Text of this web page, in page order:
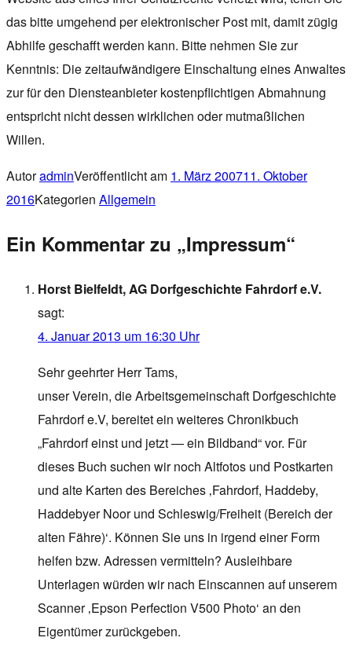
das bitte umgehend per elektronischer Post mit, damit zügig
Abhilfe geschafft werden kann. Bitte nehmen Sie zur
Kenntnis: Die zeitaufwändigere Einschaltung eines Anwaltes
zur für den Diensteanbieter kostenpflichtigen Abmahnung
entspricht nicht dessen wirklichen oder mutmaßlichen
Willen.
AutoradminVeröffentlicht am 1. März 200711. Oktober
2016Kategorien Allgemein
Ein Kommentar zu „Impressum“
Horst Bielfeldt, AG Dorfgeschichte Fahrdorf e.V.
sagt:
4. Januar 2013 um 16:30 Uhr
Sehr geehrter Herr Tams,
unser Verein, die Arbeitsgemeinschaft Dorfgeschichte
Fahrdorf e.V, bereitet ein weiteres Chronikbuch
„Fahrdorf einst und jetzt — ein Bildband“ vor. Für
dieses Buch suchen wir noch Altfotos und Postkarten
und alte Karten des Bereiches ‚Fahrdorf, Haddeby,
Haddebyer Noor und Schleswig/Freiheit (Bereich der
alten Fähre)‘. Können Sie uns in irgend einer Form
helfen bzw. Adressen vermitteln? Ausleihbare
Unterlagen würden wir nach Einscannen auf unserem
Scanner ‚Epson Perfection V500 Photo‘ an den
Eigentümer zurückgeben.